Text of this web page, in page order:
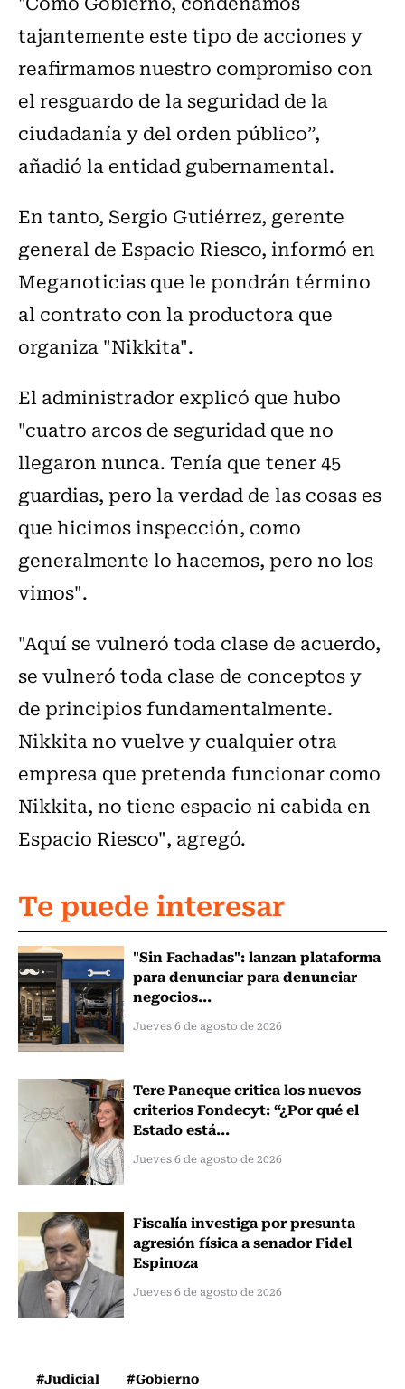
tajantemente este tipo de acciones y
reafirmamos nuestro compromiso con
el resguardo de la seguridad de la
ciudadanía y del orden público”,
añadió la entidad gubernamental.
En tanto, Sergio Gutiérrez, gerente
general de Espacio Riesco, informó en
Meganoticias que le pondrán término
al contrato con la productora que
organiza "Nikkita".
El administrador explicó que hubo
"cuatro arcos de seguridad que no
llegaron nunca. Tenía que tener 45
guardias, pero la verdad de las cosas es
que hicimos inspección, como
generalmente lo hacemos, pero no los
vimos".
"Aquí se vulneró toda clase de acuerdo,
se vulneró toda clase de conceptos y
de principios fundamentalmente.
Nikkita no vuelve y cualquier otra
empresa que pretenda funcionar como
Nikkita, no tiene espacio ni cabida en
Espacio Riesco", agregó.
Te puede interesar
"Sin Fachadas": lanzan plataforma
para denunciar para denunciar
negocios...
Jueves 6 de agosto de 2026
Tere Paneque critica los nuevos
criterios Fondecyt: “¿Por qué el
Estado está...
Jueves 6 de agosto de 2026
Fiscalía investiga por presunta
agresión física a senador Fidel
Espinoza
Jueves 6 de agosto de 2026
#Judicial #Gobierno